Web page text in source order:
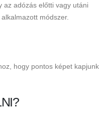
az adózás előtti vagy utáni
módszer.
hogy pontos képet kapjunk